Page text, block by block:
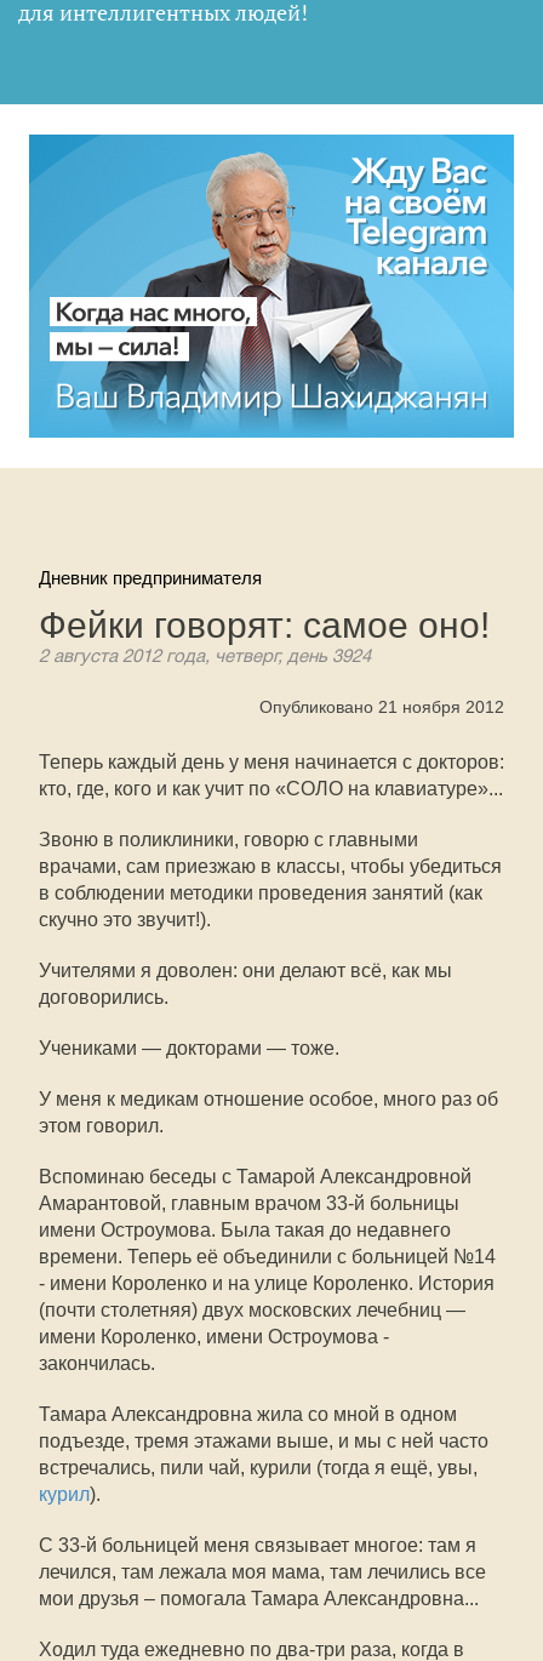
для интеллигентных людей!
Дневник предпринимателя
Фейки говорят: самое оно!
2 августа 2012 года, четверг, день 3924
Опубликовано 21 ноября 2012
Теперь каждый день у меня начинается с докторов:
кто, где, кого и как учит по «СОЛО на клавиатуре»...
Звоню в поликлиники, говорю с главными
врачами, сам приезжаю в классы, чтобы убедиться
в соблюдении методики проведения занятий (как
скучно это звучит!).
Учителями я доволен: они делают всё, как мы
договорились.
Учениками — докторами — тоже.
У меня к медикам отношение особое, много раз об
этом говорил.
Вспоминаю беседы с Тамарой Александровной
Амарантовой, главным врачом 33-й больницы
имени Остроумова. Была такая до недавнего
времени. Теперь её объединили с больницей №14
- имени Короленко и на улице Короленко. История
(почти столетняя) двух московских лечебниц —
имени Короленко, имени Остроумова -
закончилась.
Тамара Александровна жила со мной в одном
подъезде, тремя этажами выше, и мы с ней часто
встречались, пили чай, курили (тогда я ещё, увы,
курил).
С 33-й больницей меня связывает многое: там я
лечился, там лежала моя мама, там лечились все
мои друзья – помогала Тамара Александровна...
Ходил туда ежедневно по два-три раза, когда в